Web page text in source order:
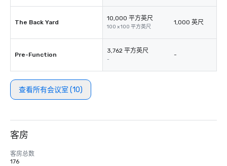
The Back Yard
10,000 平方英尺
100 x 100 平方英尺
1,000 英尺
Pre-Function
3,762 平方英尺
-
-
查看所有会议室 (10)
客房
客房总数
176